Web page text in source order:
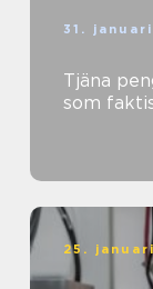
31.
Tjäna pengar
som
25.